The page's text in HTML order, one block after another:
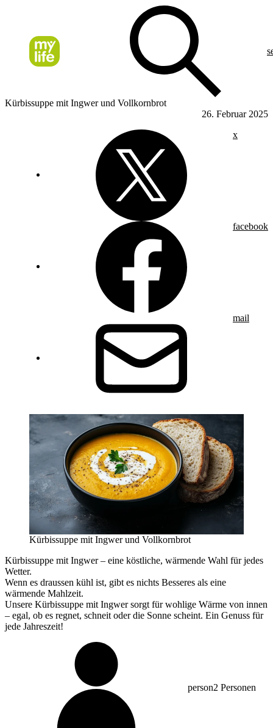
Kürbissuppe mit Ingwer und Vollkornbrot
26. Februar 2025
x
facebook
mail
Kürbissuppe mit Ingwer und Vollkornbrot
Kürbissuppe mit Ingwer – eine köstliche, wärmende Wahl für jedes
Wetter.
Wenn es draussen kühl ist, gibt es nichts Besseres als eine
wärmende Mahlzeit.
Unsere Kürbissuppe mit Ingwer sorgt für wohlige Wärme von innen
– egal, ob es regnet, schneit oder die Sonne scheint. Ein Genuss für
jede Jahreszeit!
person2 Personen